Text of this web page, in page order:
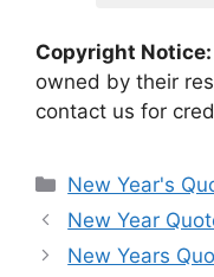
Copyright Notice:
owned by their
contact us for
Categories
New Year's
New Year
New Years